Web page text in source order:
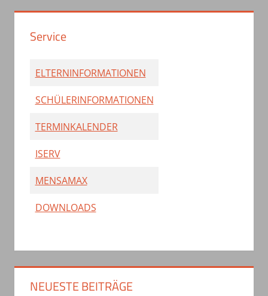
Service
ELTERNINFORMATIONEN
SCHÜLERINFORMATIONEN
TERMINKALENDER
ISERV
MENSAMAX
DOWNLOADS
NEUESTE BEITRÄGE